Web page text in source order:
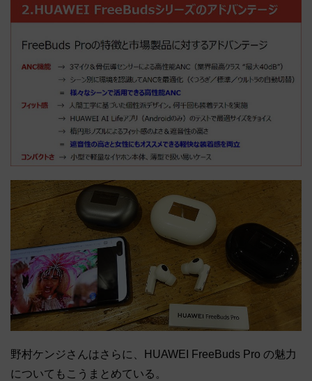
野村ケンジさんはさらに、HUAWEI FreeBuds Pro の魅力
についてもこうまとめている。